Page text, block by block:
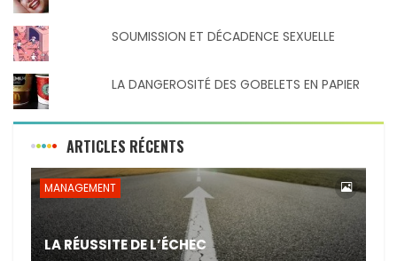
SOUMISSION ET DÉCADENCE SEXUELLE
LA DANGEROSITÉ DES GOBELETS EN PAPIER
ARTICLES RÉCENTS
MANAGEMENT
LA RÉUSSITE DE L’ÉCHEC